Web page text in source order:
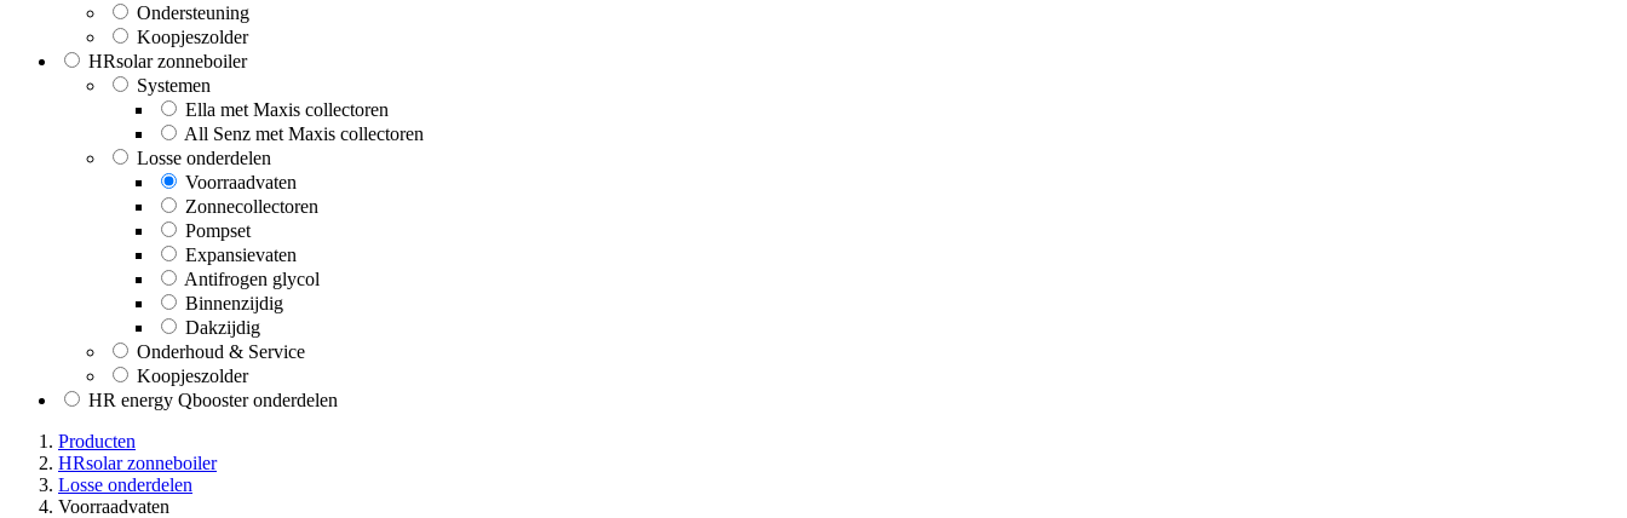
Ondersteuning
Koopjeszolder
HRsolar zonneboiler
Systemen
Ella met Maxis collectoren
All Senz met Maxis collectoren
Losse onderdelen
Voorraadvaten
Zonnecollectoren
Pompset
Expansievaten
Antifrogen glycol
Binnenzijdig
Dakzijdig
Onderhoud & Service
Koopjeszolder
HR energy Qbooster onderdelen
Producten
HRsolar zonneboiler
Losse onderdelen
Voorraadvaten